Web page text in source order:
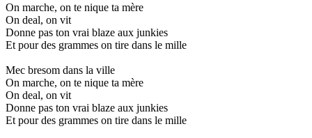
On marche, on te nique ta mère
On deal, on vit
Donne pas ton vrai blaze aux junkies
Et pour des grammes on tire dans le mille
Mec bresom dans la ville
On marche, on te nique ta mère
On deal, on vit
Donne pas ton vrai blaze aux junkies
Et pour des grammes on tire dans le mille